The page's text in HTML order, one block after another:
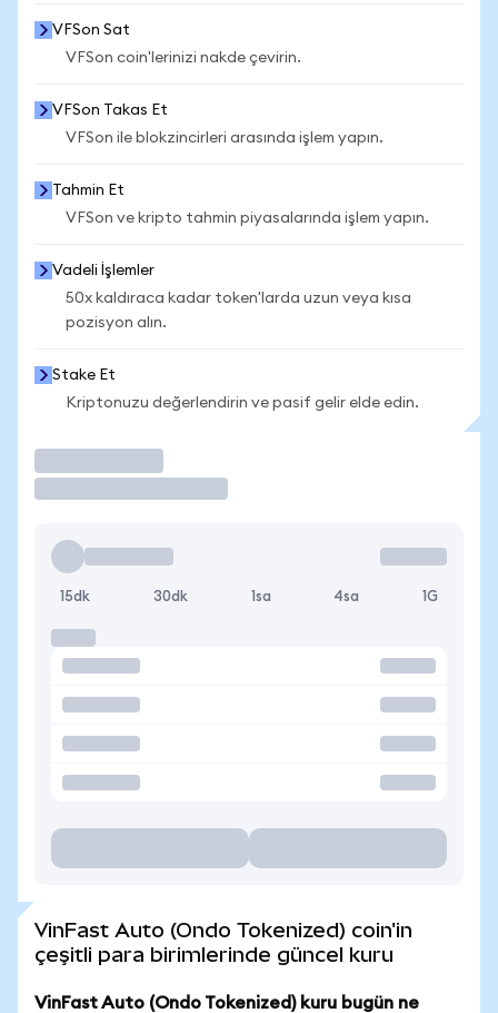
VFSon Sat
VFSon coin'lerinizi nakde çevirin.
VFSon Takas Et
VFSon ile blokzincirleri arasında işlem yapın.
Tahmin Et
VFSon ve kripto tahmin piyasalarında işlem yapın.
Vadeli İşlemler
50x kaldıraca kadar token'larda uzun veya kısa
pozisyon alın.
Stake Et
Kriptonuzu değerlendirin ve pasif gelir elde edin.
15dk 30dk 1sa 4sa 1G
VinFast Auto (Ondo Tokenized) coin'in
çeşitli para birimlerinde güncel kuru
VinFast Auto (Ondo Tokenized) kuru bugün ne